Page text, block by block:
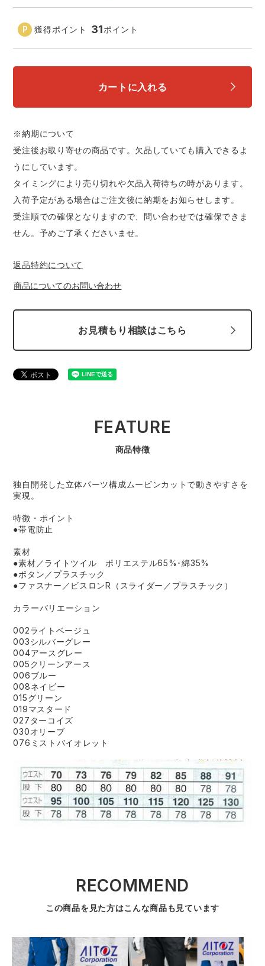
つなぎ
電熱ウェア・ヒートウェア
アイトス ランキング
ニット
ファン付きウェア
カジュアル
エアークラフト
アタックベース サンエス
中塚被服 イーブンリバー
スターライト工業 東洋物産工業
弘進ゴム 藤井電工
獲得ポイント 31ポイント
カートに入れる
※納期について
受注後お取り寄せの商品です。欠品していても購入できるよ
うにしています。
タイミングにより売り切れや欠品入荷待ちの時があります。
入荷予定がある場合はご注文後に納期をお知らせします。
受注順での確保となりますので、問い合わせでは確保できま
せん。予めご了承くださいませ。
返品特約について
商品についてのお問い合わせ
お見積もり相談はこちら
FEATURE
商品特徴
独自開発した立体パーツ構成ムービンカットで動きやすさを
実現。
特徴・ポイント
●帯電防止
素材
●素材／ライトツイル ポリエステル65%･綿35%
●ボタン／プラスチック
●ファスナー／ビスロンR（スライダー／プラスチック）
カラーバリエーション
002ライトベージュ
003シルバーグレー
004アースグレー
005クリーンアース
006ブルー
008ネイビー
015グリーン
019マスタード
027ターコイズ
030オリーブ
076ミストバイオレット
RECOMMEND
この商品を見た方はこんな商品も見ています